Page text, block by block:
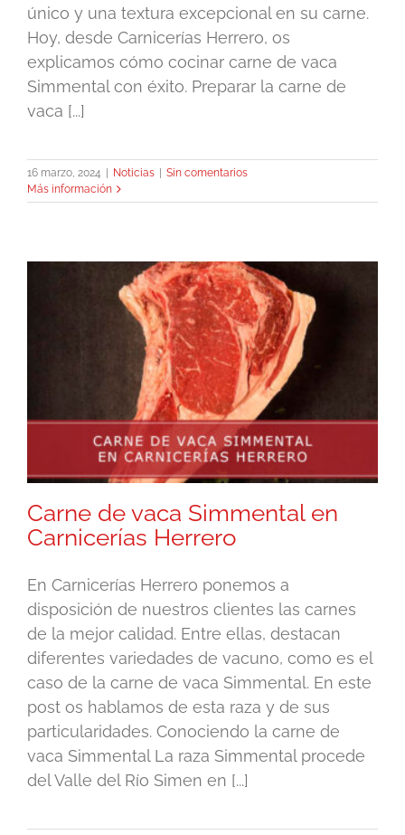
único y una textura excepcional en su carne.
Hoy, desde Carnicerías Herrero, os
explicamos cómo cocinar carne de vaca
Simmental con éxito. Preparar la carne de
vaca [...]
16 marzo, 2024 Noticias
Sin comentarios
Más información
Carne de vaca Simmental en
Carnicerías Herrero
En Carnicerías Herrero ponemos a
disposición de nuestros clientes las carnes
de la mejor calidad. Entre ellas, destacan
diferentes variedades de vacuno, como es el
caso de la carne de vaca Simmental. En este
post os hablamos de esta raza y de sus
particularidades. Conociendo la carne de
vaca Simmental La raza Simmental procede
del Valle del Río Simen en [...]